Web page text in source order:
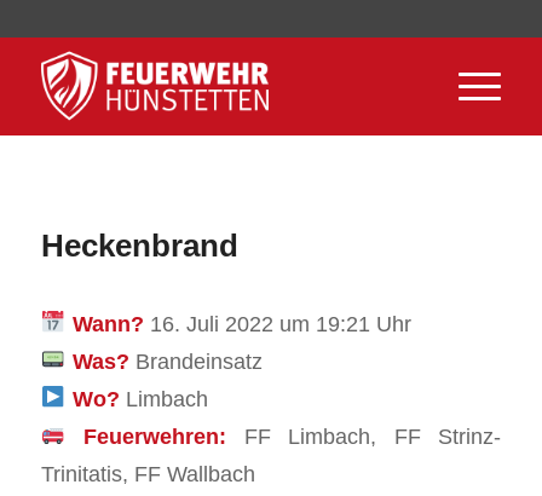
Heckenbrand
Wann? 16. Juli 2022 um 19:21 Uhr
Was? Brandeinsatz
Wo? Limbach
Feuerwehren: FF Limbach, FF Strinz-
Trinitatis, FF Wallbach